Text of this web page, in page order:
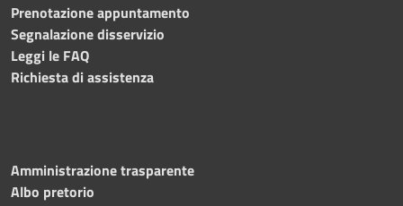
Prenotazione appuntamento
Segnalazione disservizio
Leggi le FAQ
Richiesta di assistenza
Amministrazione trasparente
Albo pretorio